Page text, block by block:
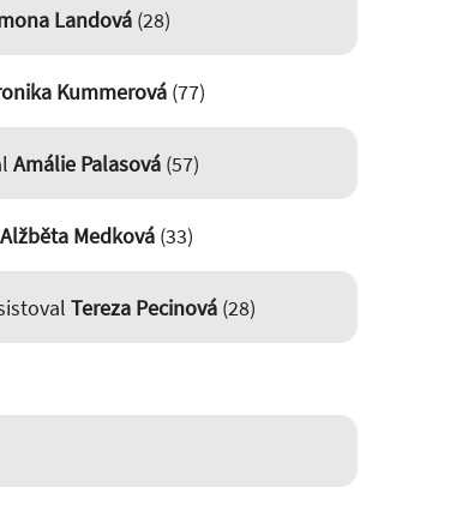
Landová(28)
Kummerová(77)
Amálie Palasová(57)
Alžběta Medková(33)
Tereza Pecinová(28)